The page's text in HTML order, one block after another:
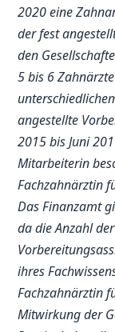
2020 eine
der fest
den
5 bis 6
angestellte
2015 bis Juni
Mitarbeiterin
Fachzahnärztin
Das Finanzamt
da die Anzahl
ihres
Fachzahnärztin
Mitwirkung der